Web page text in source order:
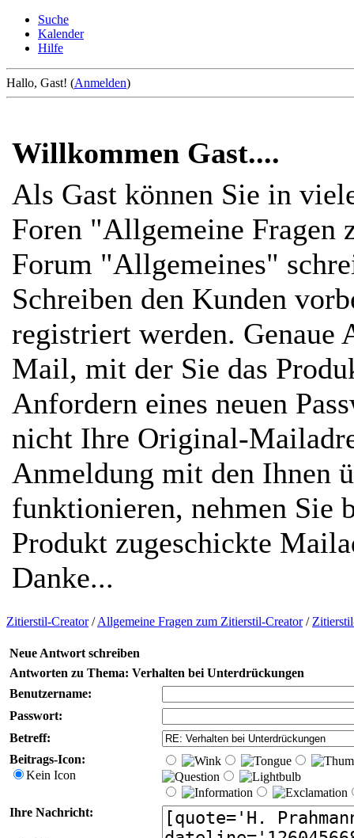
Suche
Kalender
Hilfe
Hallo, Gast! (Anmelden)
Willkommen Gast....
Als Gast können Sie in
Foren "Allgemeine
Forum "Allgemeines"
Schreiben den Kunden
registriert werden. Genaue
Mail, mit der Sie das
Anfordern eines neuen
nicht Ihre Original-
Anmeldung mit den Ihnen
funktionieren, nehmen Sie
Produkt zugeschickte
Danke...
Zitierstil-Creator/Allgemeine Fragen zum Zitierstil-Creator/
Neue Antwort schreiben
Antworten zu Thema: Verhalten bei Unterdrückungen
Benutzername:
Passwort:
Betreff:
Beitrags-Icon:
Kein Icon
Ihre Nachricht: